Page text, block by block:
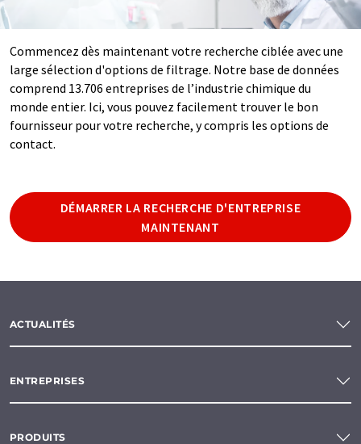
Commencez dès maintenant votre recherche ciblée avec une
large sélection d'options de filtrage. Notre base de données
comprend 13.706 entreprises de l’industrie chimique du
monde entier. Ici, vous pouvez facilement trouver le bon
fournisseur pour votre recherche, y compris les options de
contact.
DÉMARRER LA RECHERCHE D'ENTREPRISE
MAINTENANT
ACTUALITÉS
ENTREPRISES
PRODUITS